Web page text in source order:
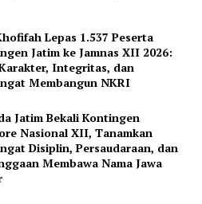
Lepas 1.537 Peserta
Jatim ke Jamnas XII 2026:
Integritas, dan
Membangun NKRI
Jatim Bekali Kontingen
Nasional XII, Tanamkan
Disiplin, Persaudaraan, dan
Membawa Nama Jawa